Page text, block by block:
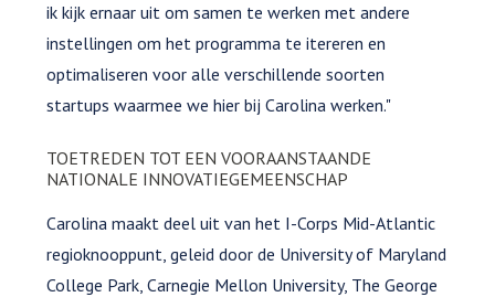
ik kijk ernaar uit om samen te werken met andere
instellingen om het programma te itereren en
optimaliseren voor alle verschillende soorten
startups waarmee we hier bij Carolina werken."
TOETREDEN TOT EEN VOORAANSTAANDE
NATIONALE INNOVATIEGEMEENSCHAP
Carolina maakt deel uit van het I-Corps Mid-Atlantic
regioknooppunt, geleid door de University of Maryland
College Park, Carnegie Mellon University, The George